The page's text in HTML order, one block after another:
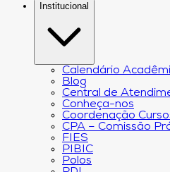
Institucional
Calendário
Blog
Central de
Conheça-nos
Coordenação
CPA – Comissão
FIES
PIBIC
Polos